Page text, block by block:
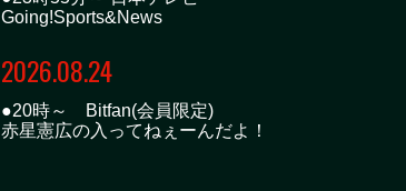
Going!Sports&News
2026.08.24
●20時～ Bitfan(会員限定)
赤星憲広の入ってねぇーんだよ！